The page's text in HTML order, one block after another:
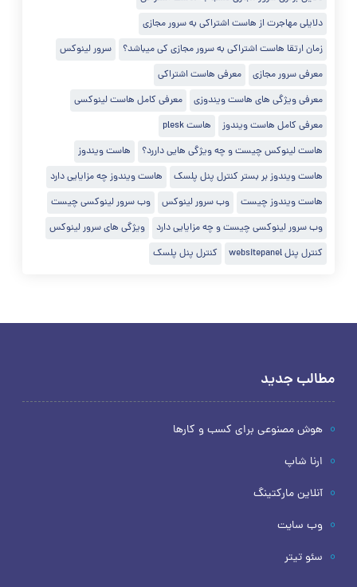
دلایلی مهاجرت از هاست اشتراکی به سرور مجازی
زمان ارتقا هاست اشتراکی به سرور مجازی کی میباشد؟
سرور لینوکس
معرفی سرور مجازی
معرفی هاست اشتراکی
معرفی ویژگی های هاست ویندوزی
معرفی کامل هاست لینوکسی
معرفی کامل هاست ویندوز
هاست plesk
هاست لینوکس چیست و چه ویژگی هایی داررد؟
هاست ویندوز
هاست ویندوز بر بستر کنترل پنل پلسک
هاست ویندوز چه مزایایی دارد
هاست ویندوز چیست
وب سرور لینوکس
وب سرور لینوکسی چیست
وب سرور لینوکسی چیست و چه مزایایی دارد
ویژگی های سرور لینوکس
کنترل پنل websitepanel
کنترل پنل پلسک
مطالب جدید
هوش مصنوعی برای کسب و کارها
ارنا شاپ
آنلاین مارکتینگ
وب سایت
سئو تیتر